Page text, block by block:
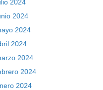
2024
2024
2024
2024
2024
2024
2024